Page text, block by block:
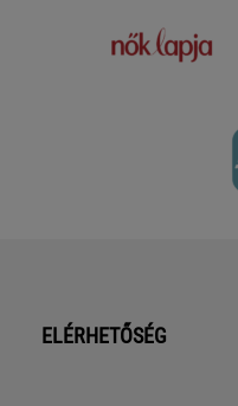
ELÉRHETŐSÉG